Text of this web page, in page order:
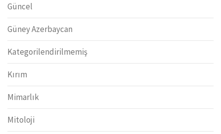
Güncel
Güney Azerbaycan
Kategorilendirilmemiş
Kırım
Mimarlık
Mitoloji